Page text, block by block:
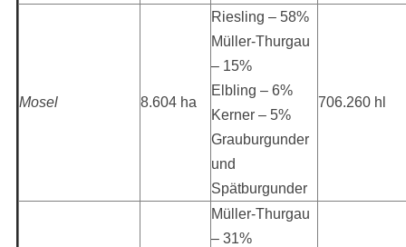
Mosel 8.604 ha
Riesling – 58%
Müller-Thurgau
– 15%
Elbling – 6%
Kerner – 5%
Grauburgunder
und
Spätburgunder
706.260 hl
Müller-Thurgau
– 31%